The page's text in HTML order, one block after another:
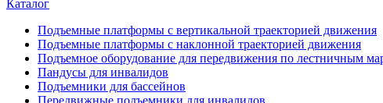
Каталог
Подъемные платформы с вертикальной траекторией движения
Подъемные платформы с наклонной траекторией движения
Подъемное оборудование для передвижения по лестничным
Пандусы для инвалидов
Подъемники для бассейнов
Передвижные подъемники для инвалидов